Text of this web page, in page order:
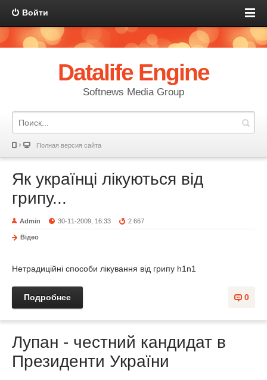
Войти
Datalife Engine
Softnews Media Group
Полная версия сайта
Як українці лікуються від
грипу...
Admin 30-11-2009, 16:33 2 667
Відео
Нетрадиційні способи лікування від грипу h1n1
0
Подробнее
Лупан - честний кандидат в
Президенти України